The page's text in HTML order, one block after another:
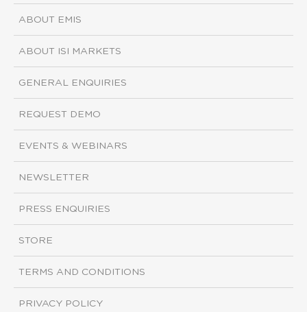
ABOUT EMIS
ABOUT ISI MARKETS
GENERAL ENQUIRIES
REQUEST DEMO
EVENTS & WEBINARS
NEWSLETTER
PRESS ENQUIRIES
STORE
TERMS AND CONDITIONS
PRIVACY POLICY